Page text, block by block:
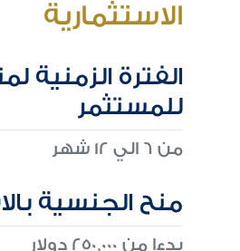
الاستثمارية
الفترة الزمنية
للمستثمر
من 6 الي 12 شهر
منح الجنسية
بدءا من 250,000 دولار